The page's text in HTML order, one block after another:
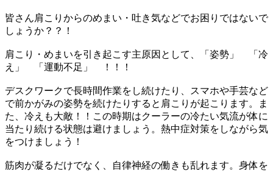
皆さん肩こりからのめまい・吐き気などでお困りではないで
しょうか？？！
肩こり・めまいを引き起こす主原因として、「姿勢」 「冷
え」 「運動不足」 ！！！
デスクワークで長時間作業をし続けたり、スマホや手芸など
で前かがみの姿勢を続けたりすると肩こりが起こります。ま
た、冷えも大敵！！この時期はクーラーの冷たい気流が体に
当たり続ける状態は避けましょう。熱中症対策をしながら気
をつけましょう！
筋肉が凝るだけでなく、自律神経の働きも乱れます。身体を